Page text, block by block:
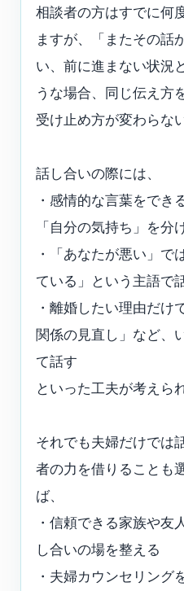
相談者の方はすでに何
ますが、「またその話
い、前に進まない状況
うな場合、同じ伝え方
受け止め方が変わらな
話し合いの際には、
・感情的な言葉をでき
「自分の気持ち」を分
・「あなたが悪い」で
ている」という主語で
・離婚したい理由だけ
関係の見直し」など、
て話す
といった工夫が考えら
それでも夫婦だけでは
者の力を借りることも
ば、
・信頼できる家族や友
し合いの場を整える
・夫婦カウンセリング